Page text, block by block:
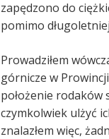
zapędzono do
pomimo
Prowadziłem
górnicze w
położenie rodaków
czymkolwiek ulżyć
znalazłem więc,